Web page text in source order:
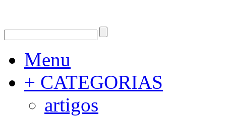
Menu
+ CATEGORIAS
artigos